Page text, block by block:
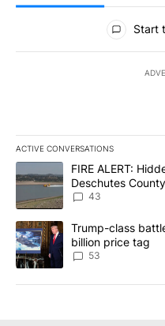
All Comments
Start
ACTIVE CONVERSATIONS
The following is a list of the
A trending article titled
FIRE ALERT:
Deschutes
Implemented
43
A trending article titled
Trump-class
billion price tag
53